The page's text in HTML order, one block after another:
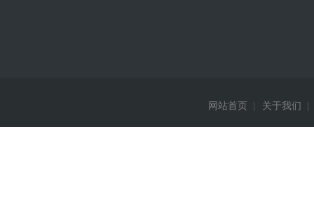
网站首页 关于我们